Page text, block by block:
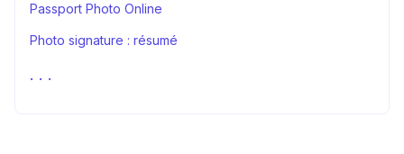
Passport Photo Online
Photo signature : résumé